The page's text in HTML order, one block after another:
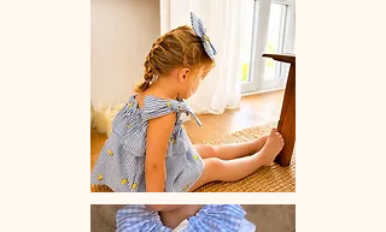
♡ Le délai de fabrication est de 7 à
28 jours ouvrés selon les commandes
♡ Lavage à la main ou en machine
30° max, couleurs similaires, cycle
délicat. Ne pas utilser de sèche-linge.